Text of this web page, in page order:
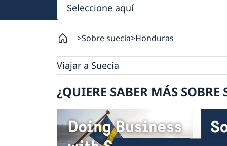
aquí
Sobre suecia Honduras
Viajar a Suecia
Visitar Suecia por menos de 90 días
Visitar Suecia por más de 90 días
Vivir con alguien en Suecia
Trabajar y vivir en Suecia
Estudiar en Suecia
¿QUIERE SABER MÁS SOBRE